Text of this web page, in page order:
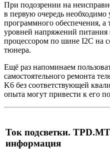
При подозрении на
в первую очередь необходимо
программного обеспечения,
уровней напряжений
процессором по шине I2C на
тюнера.
Ещё раз напоминаем
самостоятельного ремонта
K6 без соответствующей
опыта могут привести к его
Ток подсветки.
информация